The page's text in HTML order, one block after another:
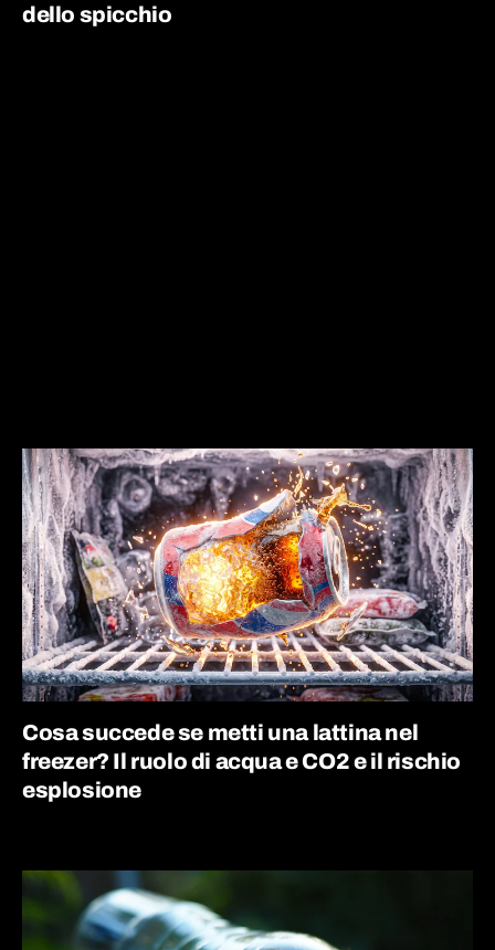
dello spicchio
Cosa succede se metti una lattina nel
freezer? Il ruolo di acqua e CO2 e il rischio
esplosione